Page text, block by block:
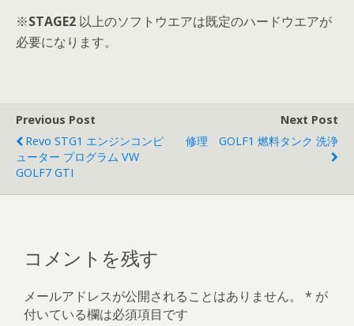
※STAGE2 以上のソフトウエアは既定のハードウエアが
必要になります。
Previous Post
Revo STG1 エンジンコンピ
ューター プログラム VW
GOLF7 GTI
Next Post
修理 GOLF1 燃料タンク 洗浄
コメントを残す
メールアドレスが公開されることはありません。 * が
付いている欄は必須項目です